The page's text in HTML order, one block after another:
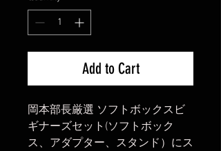
Add to Cart
岡本部長厳選 ソフトボックスビ
ギナーズセット(ソフトボック
ス、アダプター、スタンド）にス